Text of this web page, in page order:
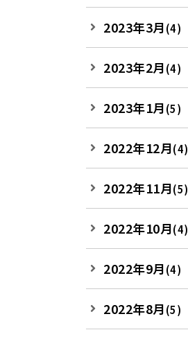
2023年3月(4)
2023年2月(4)
2023年1月(5)
2022年12月(4)
2022年11月(5)
2022年10月(4)
2022年9月(4)
2022年8月(5)